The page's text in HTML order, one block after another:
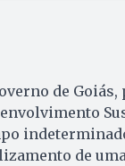
de
de